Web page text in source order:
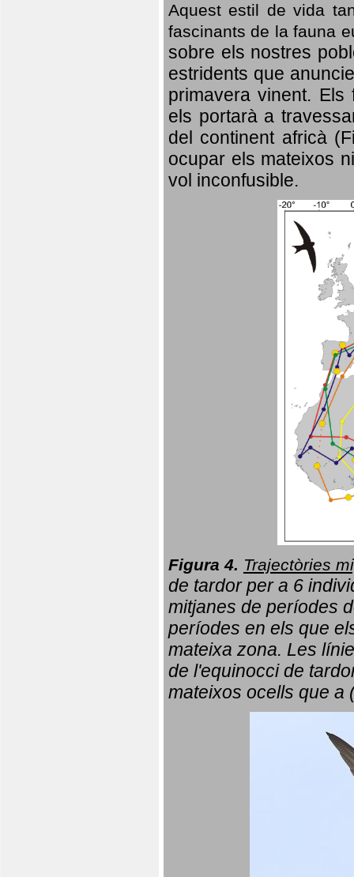
Aquest estil de vida
fascinants de la fauna
sobre els nostres
estridents que
primavera vinent. Els
els portarà a
del continent africà
ocupar els mateixos
vol inconfusible.
Figura 4. Trajectòries
de tardor per a 6
mitjanes de períodes
períodes en els que
mateixa zona. Les
de l'equinocci de
mateixos ocells que a